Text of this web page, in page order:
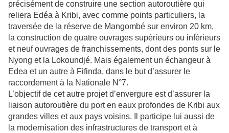
précisément de construire une section autoroutière qui
reliera Edéa à Kribi, avec comme points particuliers, la
traversée de la réserve de Mangombé sur environ 20 km,
la construction de quatre ouvrages supérieurs ou inférieurs
et neuf ouvrages de franchissements, dont des ponts sur le
Nyong et la Lokoundjé. Mais également un échangeur à
Edea et un autre à Fifinda, dans le but d’assurer le
raccordement à la Nationale N°7.
L’objectif de cet autre projet d’envergure est d’assurer la
liaison autoroutière du port en eaux profondes de Kribi aux
grandes villes et aux pays voisins. Il participe lui aussi de
la modernisation des infrastructures de transport et à